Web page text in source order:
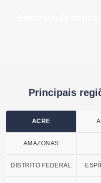
Principais
ACRE
AMAZONAS
DISTRITO FEDERAL